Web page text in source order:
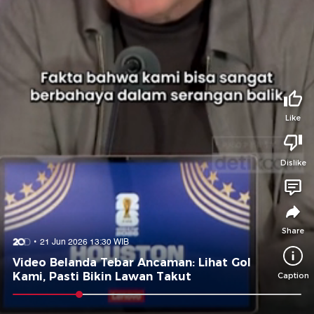
Like
Dislike
Share
Caption
21 Jun 2026 13:30 WIB
Video Belanda Tebar Ancaman: Lihat Gol
Kami, Pasti Bikin Lawan Takut
Share to
Facebook X Whatsapp Telegram
Copy Link Copy Embed
Copy Embed &
Caption
Suka video ini?
Login untuk menyampaikan pendapat.
Masuk
Tidak suka video ini?
Login untuk menyampaikan pendapat.
Masuk